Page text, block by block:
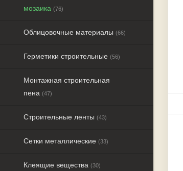
мозаика (76)
Облицовочные материалы (66)
Герметики строительные (56)
Монтажная строительная
пена (47)
Строительные ленты (43)
Сетки металлические (33)
Клеящие вещества (30)